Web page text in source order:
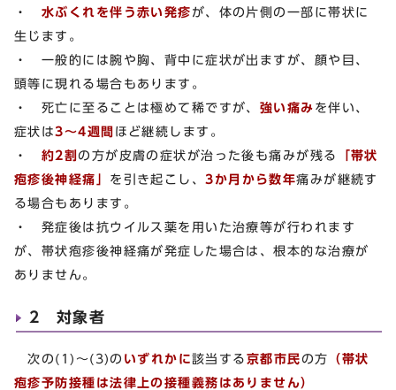
・ 水ぶくれを伴う赤い発疹 が、体の片側の一部に帯状に
生じます。
・ 一般的には腕や胸、背中に症状が出ますが、顔や目、
頭等に現れる場合もあります。
・ 死亡に至ることは極めて稀ですが、 強い痛み を伴い、
症状は 3～4週間 ほど継続します。
・ 約2割 の方が皮膚の症状が治った後も痛みが残る
「帯状
疱疹後神経痛」 を引き起こし、 3か月から数年痛みが継続す
る場合もあります。
・ 発症後は抗ウイルス薬を用いた治療等が行われます
が、帯状疱疹後神経痛が発症した場合は、根本的な治療が
ありません。
2 対象者
次の(1)～(3)の いずれかに該当する 京都市民 の方 （ 帯状
疱疹予防接種は法律上の接種義務はありません）